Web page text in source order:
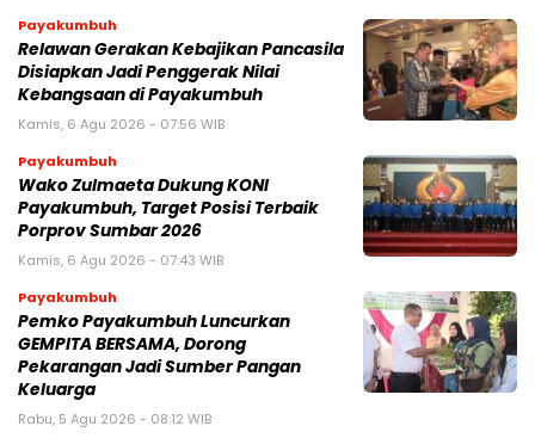
Payakumbuh
Relawan Gerakan Kebajikan Pancasila
Disiapkan Jadi Penggerak Nilai
Kebangsaan di Payakumbuh
Kamis, 6 Agu 2026 - 07:56 WIB
Payakumbuh
Wako Zulmaeta Dukung KONI
Payakumbuh, Target Posisi Terbaik
Porprov Sumbar 2026
Kamis, 6 Agu 2026 - 07:43 WIB
Payakumbuh
Pemko Payakumbuh Luncurkan
GEMPITA BERSAMA, Dorong
Pekarangan Jadi Sumber Pangan
Keluarga
Rabu, 5 Agu 2026 - 08:12 WIB